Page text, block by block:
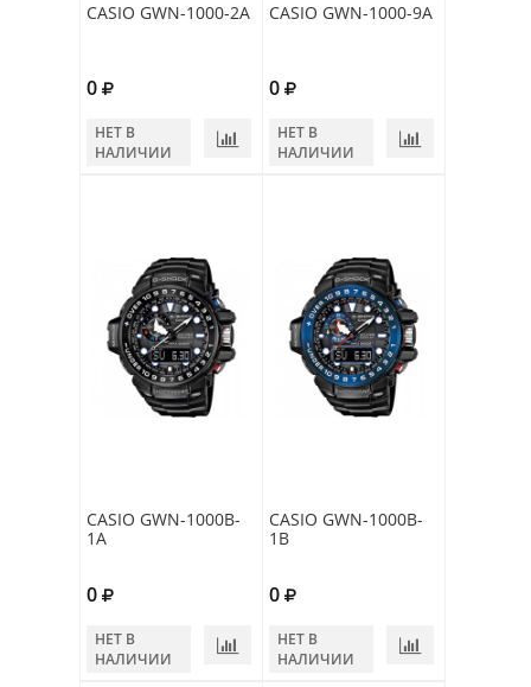
CASIO GWN-1000-2A
0
НЕТ В
НАЛИЧИИ
CASIO GWN-1000-9A
0
НЕТ В
НАЛИЧИИ
CASIO GWN-1000B-
1A
0
НЕТ В
НАЛИЧИИ
CASIO GWN-1000B-
1B
0
НЕТ В
НАЛИЧИИ